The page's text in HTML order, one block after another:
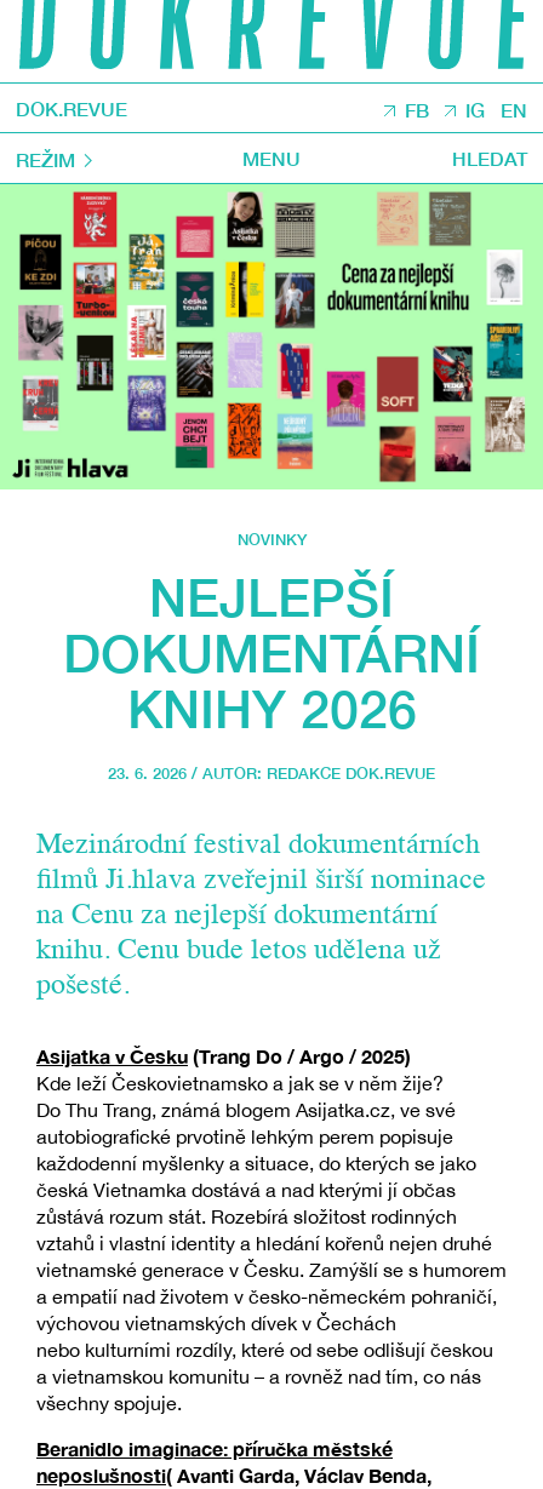
DOK.REVUE FB IG EN
REŽIM MENU HLEDAT
NOVINKY
NEJLEPŠÍ
DOKUMENTÁRNÍ
KNIHY 2026
23. 6. 2026 / AUTOR: REDAKCE DOK.REVUE
Mezinárodní festival dokumentárních
filmů Ji.hlava zveřejnil širší nominace
na Cenu za nejlepší dokumentární
knihu. Cenu bude letos udělena už
pošesté.
Asijatka v Česku (Trang Do / Argo / 2025)
Kde leží Českovietnamsko a jak se v něm žije?
Do Thu Trang, známá blogem Asijatka.cz, ve své
autobiografické prvotině lehkým perem popisuje
každodenní myšlenky a situace, do kterých se jako
česká Vietnamka dostává a nad kterými jí občas
zůstává rozum stát. Rozebírá složitost rodinných
vztahů i vlastní identity a hledání kořenů nejen druhé
vietnamské generace v Česku. Zamýšlí se s humorem
a empatií nad životem v česko-německém pohraničí,
výchovou vietnamských dívek v Čechách
nebo kulturními rozdíly, které od sebe odlišují českou
a vietnamskou komunitu – a rovněž nad tím, co nás
všechny spojuje.
Beranidlo imaginace: příručka městské
neposlušnosti( Avanti Garda, Václav Benda,